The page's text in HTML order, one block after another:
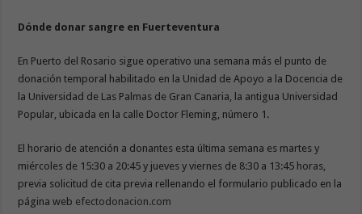
Dónde donar sangre en Fuerteventura
En Puerto del Rosario sigue operativo una semana más el punto de
donación temporal habilitado en la Unidad de Apoyo a la Docencia de
la Universidad de Las Palmas de Gran Canaria, la antigua Universidad
Popular, ubicada en la calle Doctor Fleming, número 1.
El horario de atención a donantes esta última semana es martes y
miércoles de 15:30 a 20:45 y jueves y viernes de 8:30 a 13:45 horas,
previa solicitud de cita previa rellenando el formulario publicado en la
página web efectodonacion.com